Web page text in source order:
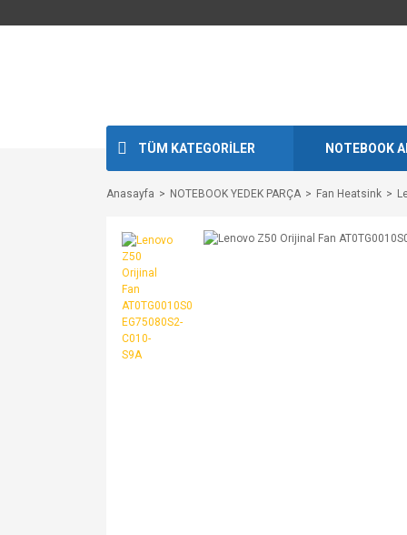
TÜM KATEGORİLER NOTEBOOK
Anasayfa NOTEBOOK YEDEK PARÇA Fan Heatsink